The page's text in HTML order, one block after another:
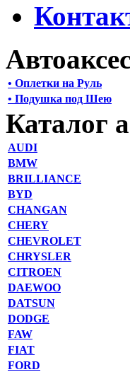
• Оплетки на Руль
• Подушка под Шею
Каталог
AUDI
BMW
BRILLIANCE
BYD
CHANGAN
CHERY
CHEVROLET
CHRYSLER
CITROEN
DAEWOO
DATSUN
DODGE
FAW
FIAT
FORD